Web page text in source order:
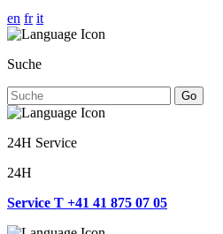
en fr it
Suche
Go
24H Service
24H
Service T +41 41 875 07 05